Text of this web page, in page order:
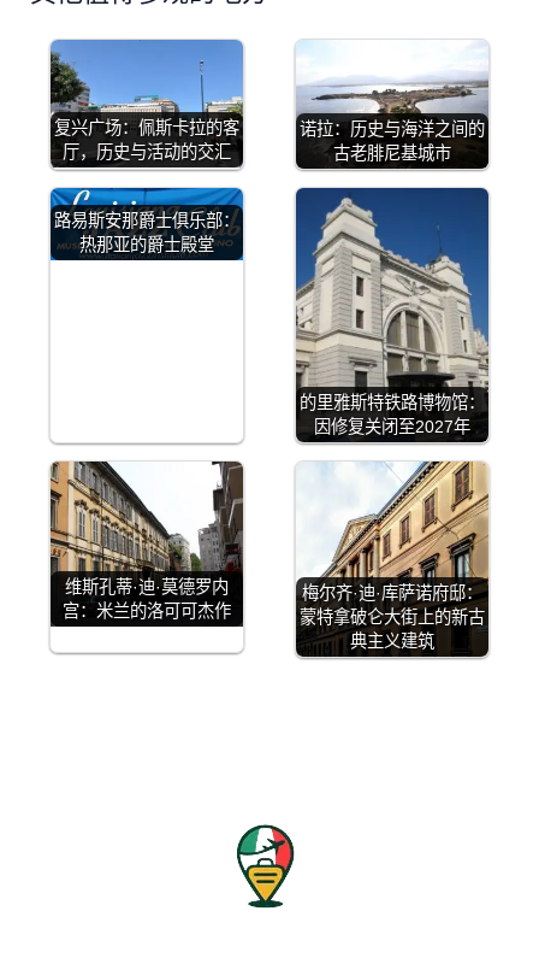
复兴广场：佩斯卡拉的客
厅，历史与活动的交汇
诺拉：历史与海洋之间的
古老腓尼基城市
路易斯安那爵士俱乐部：
热那亚的爵士殿堂
的里雅斯特铁路博物馆：
因修复关闭至2027年
维斯孔蒂·迪·莫德罗内
宫：米兰的洛可可杰作
梅尔齐·迪·库萨诺府邸：
蒙特拿破仑大街上的新古
典主义建筑